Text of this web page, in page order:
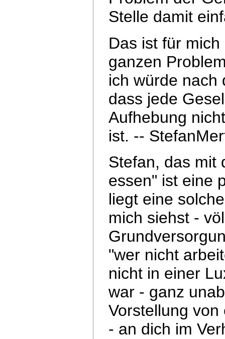
Stelle damit
Das ist für
ganzen
ich würde nach
dass jede
Aufhebung
ist. --
Stefan, das mit
essen" ist eine
liegt eine
mich siehst -
"wer nicht
nicht in einer
war - ganz
Vorstellung
- an dich im